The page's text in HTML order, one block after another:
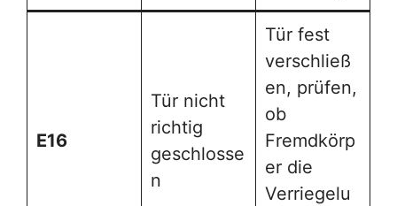
E16
Tür nicht
richtig
geschlosse
n
Tür fest
verschließ
en, prüfen,
ob
Fremdkörp
er die
Verriegelu